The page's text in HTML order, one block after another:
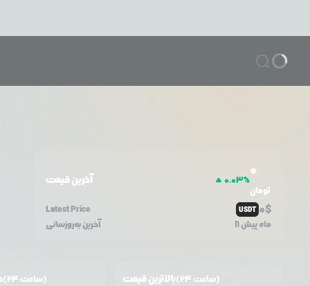
آخرین قیمت 0.03%
0
تومان
Latest Price
USDT 0$
آخرین به‌روزسانی 8 ماه پیش
(24 ساعت)
بالاترین قیمت
(24 ساعت)